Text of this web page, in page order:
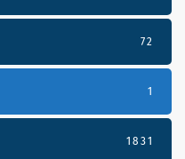
72
1
1831